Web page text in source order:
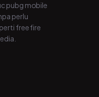
pubg mobile
perlu
free fire